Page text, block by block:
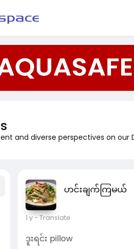
and diverse perspectives on
ဟင်းချက်ကြမယ်
1 y- Translate
ဒူးရင်း pillow